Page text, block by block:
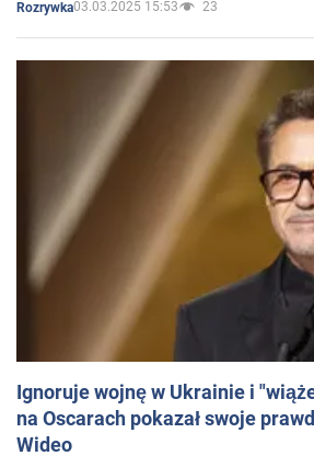
Rozrywka03.03.2025 15:53 23
Ignoruje wojnę w Ukrainie i
na Oscarach pokazał swoje
Wideo